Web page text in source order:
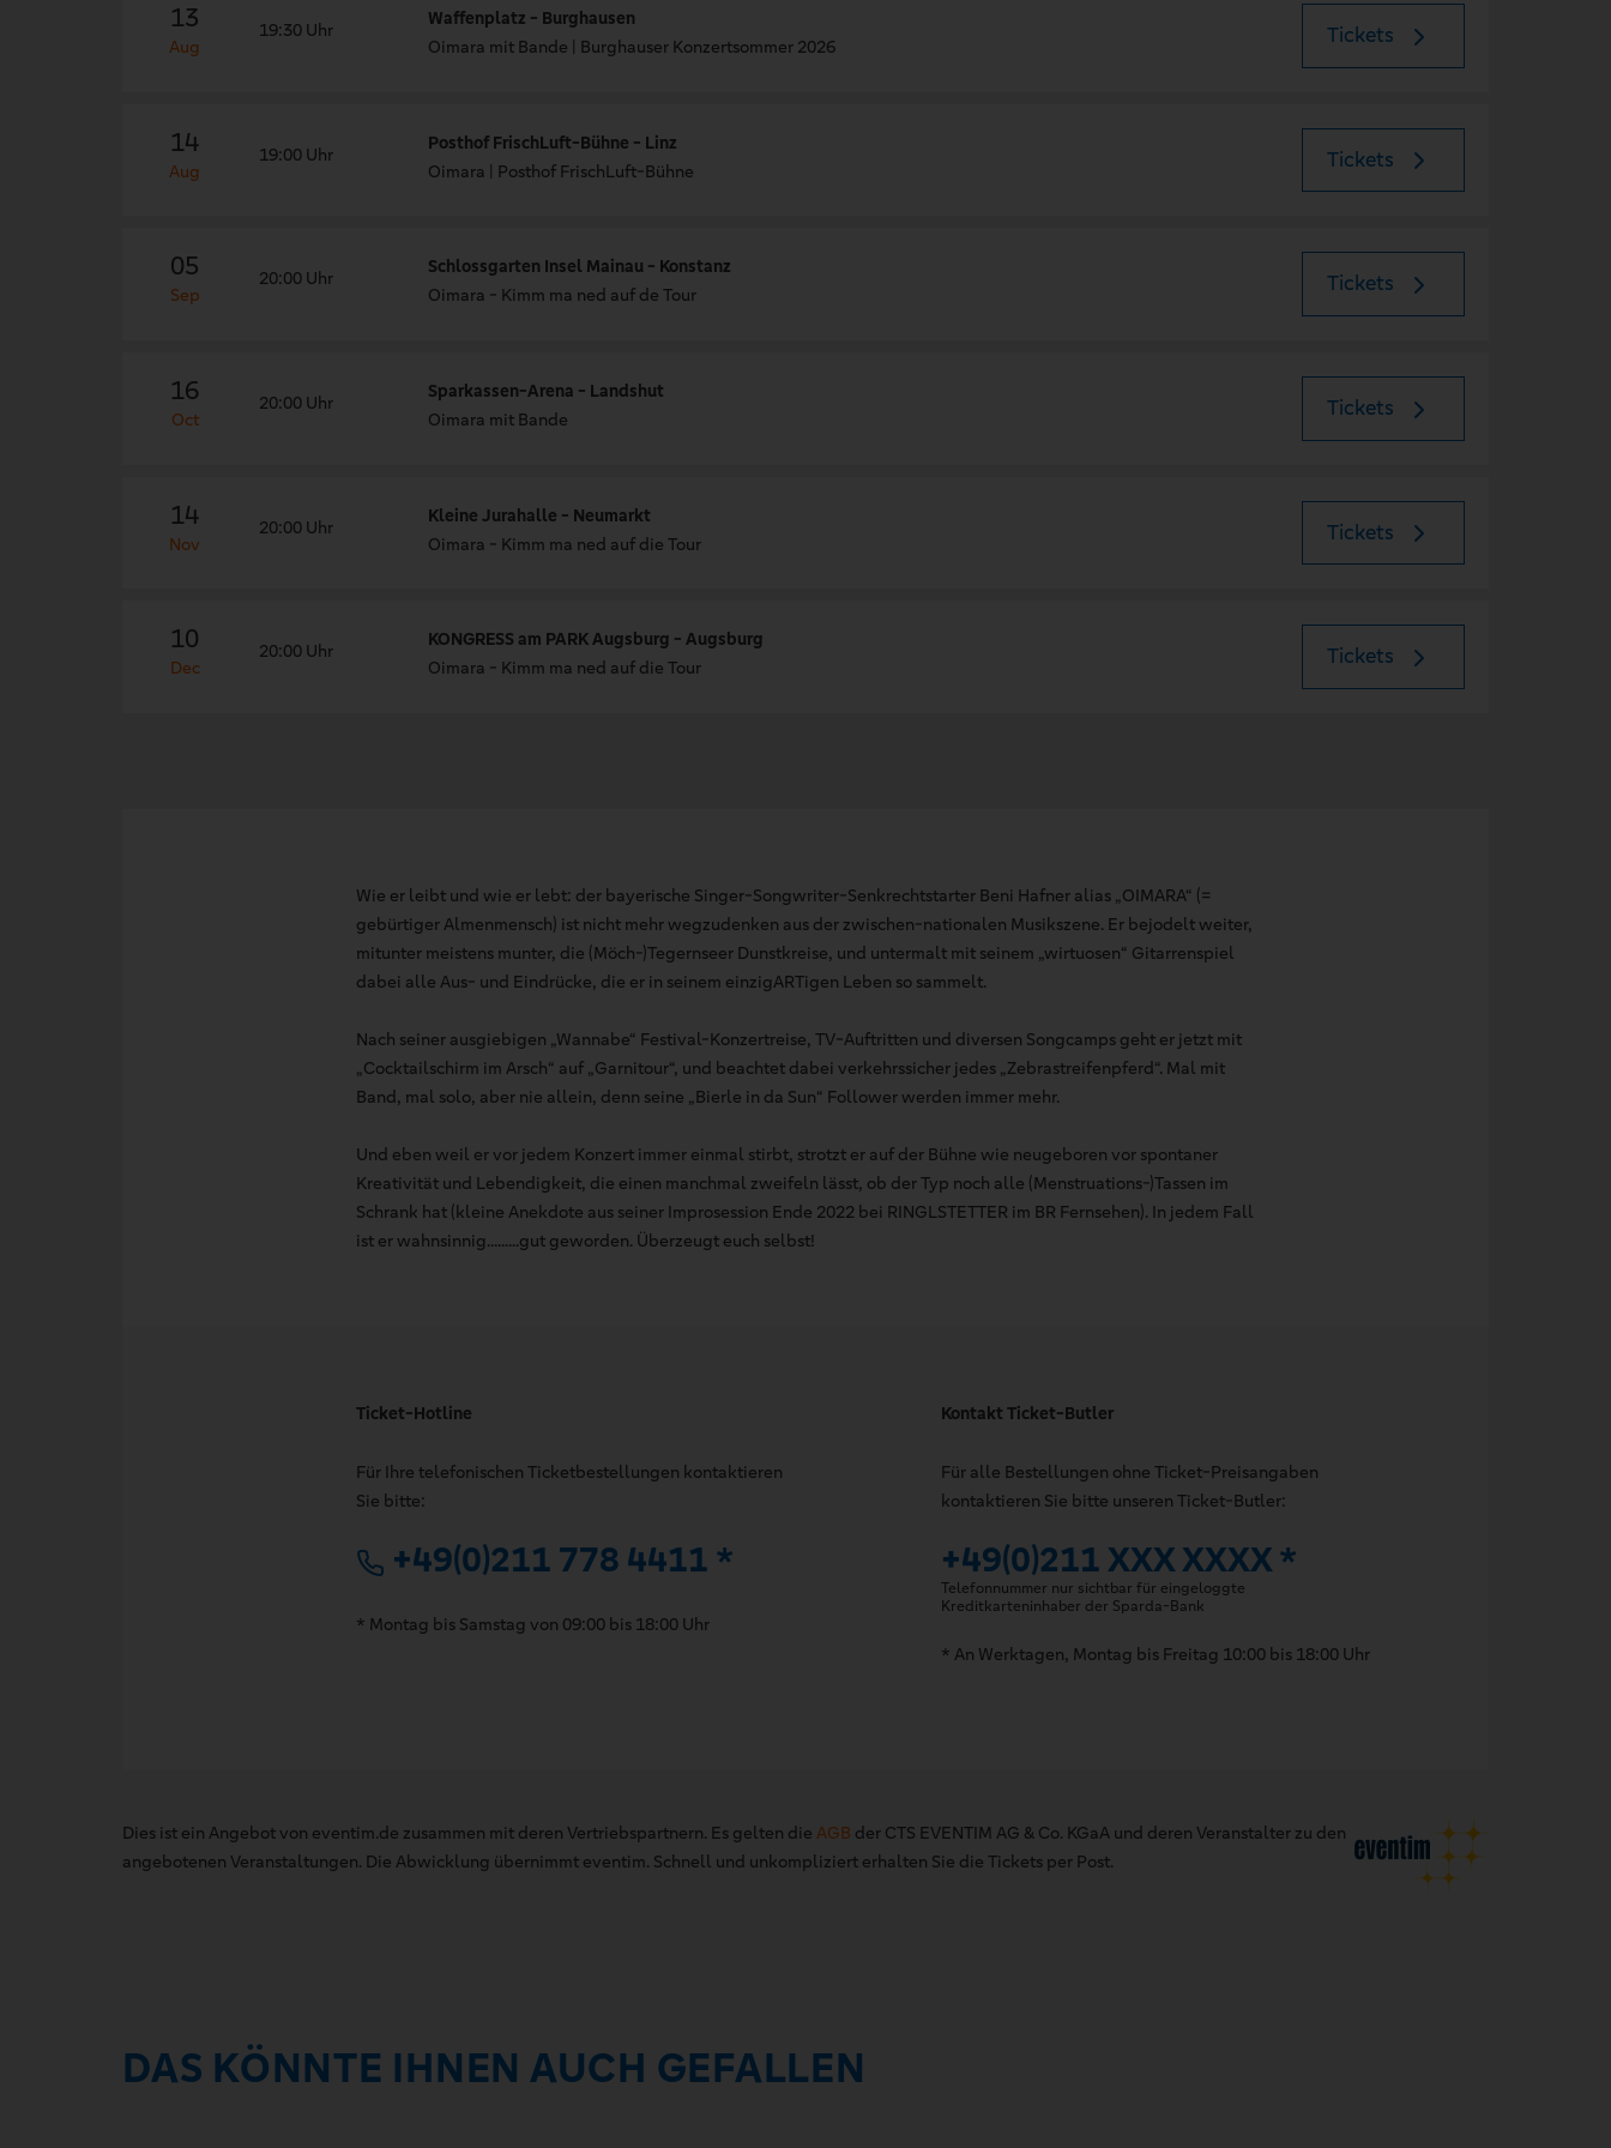
13
Aug
19:30 Uhr
Waffenplatz - Burghausen
Oimara mit Bande | Burghauser Konzertsommer 2026
Tickets
14
Aug
19:00 Uhr
Posthof FrischLuft-Bühne - Linz
Oimara | Posthof FrischLuft-Bühne
Tickets
05
Sep
20:00 Uhr
Schlossgarten Insel Mainau - Konstanz
Oimara - Kimm ma ned auf de Tour
Tickets
16
Oct
20:00 Uhr
Sparkassen-Arena - Landshut
Oimara mit Bande
Tickets
14
Nov
20:00 Uhr
Kleine Jurahalle - Neumarkt
Oimara - Kimm ma ned auf die Tour
Tickets
10
Dec
20:00 Uhr
KONGRESS am PARK Augsburg - Augsburg
Oimara - Kimm ma ned auf die Tour
Tickets
Wie er leibt und wie er lebt: der bayerische Singer-Songwriter-Senkrechtstarter Beni Hafner alias „OIMARA“ (=
gebürtiger Almenmensch) ist nicht mehr wegzudenken aus der zwischen-nationalen Musikszene. Er bejodelt weiter,
mitunter meistens munter, die (Möch-)Tegernseer Dunstkreise, und untermalt mit seinem „wirtuosen“ Gitarrenspiel
dabei alle Aus- und Eindrücke, die er in seinem einzigARTigen Leben so sammelt.
Nach seiner ausgiebigen „Wannabe“ Festival-Konzertreise, TV-Auftritten und diversen Songcamps geht er jetzt mit
„Cocktailschirm im Arsch“ auf „Garnitour“, und beachtet dabei verkehrssicher jedes „Zebrastreifenpferd“. Mal mit
Band, mal solo, aber nie allein, denn seine „Bierle in da Sun“ Follower werden immer mehr.
Und eben weil er vor jedem Konzert immer einmal stirbt, strotzt er auf der Bühne wie neugeboren vor spontaner
Kreativität und Lebendigkeit, die einen manchmal zweifeln lässt, ob der Typ noch alle (Menstruations-)Tassen im
Schrank hat (kleine Anekdote aus seiner Improsession Ende 2022 bei RINGLSTETTER im BR Fernsehen). In jedem Fall
ist er wahnsinnig.........gut geworden. Überzeugt euch selbst!
Ticket-Hotline
Für Ihre telefonischen Ticketbestellungen kontaktieren
Sie bitte:
+49(0)211 778 4411 *
* Montag bis Samstag von 09:00 bis 18:00 Uhr
Kontakt Ticket-Butler
Für alle Bestellungen ohne Ticket-Preisangaben
kontaktieren Sie bitte unseren Ticket-Butler:
+49(0)211 XXX XXXX *
Telefonnummer nur sichtbar für eingeloggte
Kreditkarteninhaber der Sparda-Bank
* An Werktagen, Montag bis Freitag 10:00 bis 18:00 Uhr
Dies ist ein Angebot von eventim.de zusammen mit deren Vertriebspartnern. Es gelten die AGB der CTS EVENTIM AG & Co. KGaA und deren Veranstalter zu den
angebotenen Veranstaltungen. Die Abwicklung übernimmt eventim. Schnell und unkompliziert erhalten Sie die Tickets per Post.
DAS KÖNNTE IHNEN AUCH GEFALLEN